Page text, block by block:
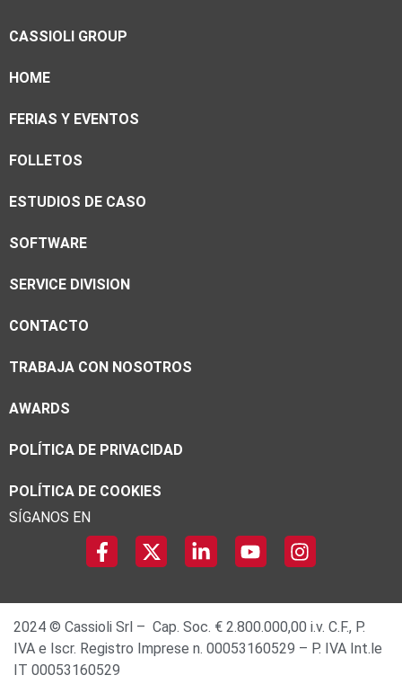
CASSIOLI GROUP
HOME
FERIAS Y EVENTOS
FOLLETOS
ESTUDIOS DE CASO
SOFTWARE
SERVICE DIVISION
CONTACTO
TRABAJA CON NOSOTROS
AWARDS
POLÍTICA DE PRIVACIDAD
POLÍTICA DE COOKIES
SÍGANOS EN
2024 © Cassioli Srl – Cap. Soc. € 2.800.000,00 i.v. C.F., P.
IVA e Iscr. Registro Imprese n. 00053160529 – P. IVA Int.le
IT 00053160529